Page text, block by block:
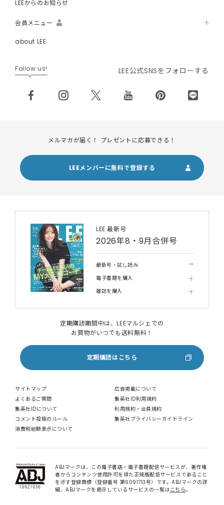
LEEからのお知らせ
会員メニュー
about LEE
Follow us! LEE公式SNSをフォローする
メルマガが届く！ プレゼントに応募できる！
LEEメンバーに無料で登録する
LEE 最新号
2026年8・9月合併号
最新号・試し読み
電子書籍を購入
雑誌を購入
定期購読期間中は、LEEマルシェでの
お買物がいつでも送料無料！
定期購読はこちら
サイトマップ
広告掲載について
よくあるご質問
集英社ID利用規約
集英社IDについて
利用規約・会員規約
コメント投稿のルール
集英社プライバシーガイドライン
消費税総額表示について
ABJマークは、この電子書店・電子書籍配信サービスが、著作権
者からコンテンツ使用許可を得た正規版配信サービスであること
を示す登録商標（登録番号 第6091713号）です。ABJマークの詳
細、ABJマークを掲示しているサービスの一覧は こちら。